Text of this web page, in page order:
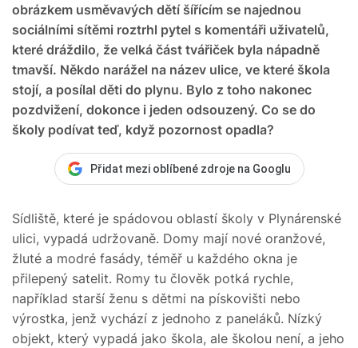
obrázkem usměvavých dětí šířícím se najednou
sociálními sítěmi roztrhl pytel s komentáři uživatelů,
které dráždilo, že velká část tvářiček byla nápadně
tmavší. Někdo narážel na název ulice, ve které škola
stojí, a posílal děti do plynu. Bylo z toho nakonec
pozdvižení, dokonce i jeden odsouzený. Co se do
školy podívat teď, když pozornost opadla?
Přidat mezi oblíbené zdroje na Googlu
Sídliště, které je spádovou oblastí školy v Plynárenské
ulici, vypadá udržovaně. Domy mají nové oranžové,
žluté a modré fasády, téměř u každého okna je
přilepený satelit. Romy tu člověk potká rychle,
například starší ženu s dětmi na pískovišti nebo
výrostka, jenž vychází z jednoho z paneláků. Nízký
objekt, který vypadá jako škola, ale školou není, a jeho